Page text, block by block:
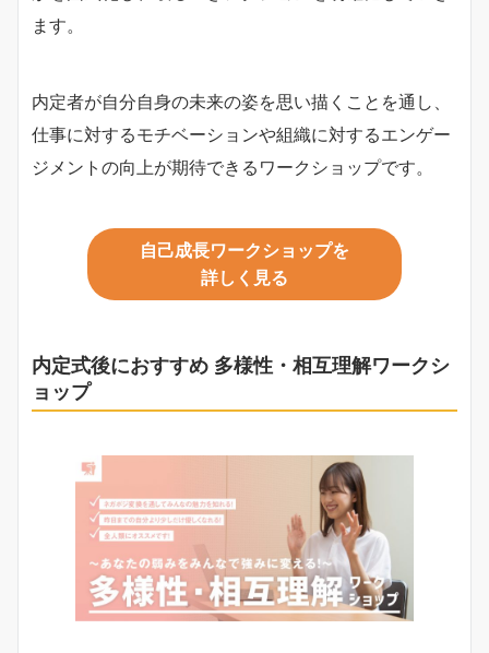
ます。
内定者が自分自身の未来の姿を思い描くことを通し、
仕事に対するモチベーションや組織に対するエンゲー
ジメントの向上が期待できるワークショップです。
自己成長ワークショップを
詳しく見る
内定式後におすすめ 多様性・相互理解ワークシ
ョップ